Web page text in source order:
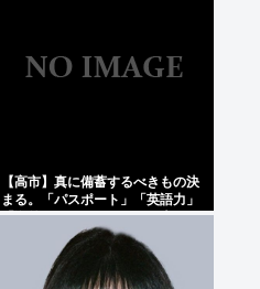
【高市】真に備蓄するべきもの決
まる。「パスポート」「英語力」
「海外からアクセスして日本円を
海外送金出来るネットバンク」